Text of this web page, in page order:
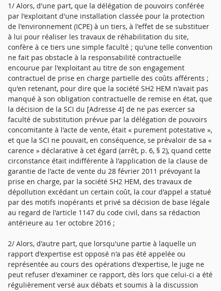
1/ Alors, d'une part, que la délégation de pouvoirs conférée
par l'exploitant d'une installation classée pour la protection
de l'environnement (ICPE) à un tiers, à l'effet de se substituer
à lui pour réaliser les travaux de réhabilitation du site,
confère à ce tiers une simple faculté ; qu'une telle convention
ne fait pas obstacle à la responsabilité contractuelle
encourue par l'exploitant au titre de son engagement
contractuel de prise en charge partielle des coûts afférents ;
qu'en retenant, pour dire que la société SH2 HEM n'avait pas
manqué à son obligation contractuelle de remise en état, que
la décision de la SCI du [Adresse 4] de ne pas exercer sa
faculté de substitution prévue par la délégation de pouvoirs
concomitante à l'acte de vente, était « purement potestative »,
et que la SCI ne pouvait, en conséquence, se prévaloir de sa «
carence » déclarative à cet égard (arrêt, p. 6, § 2), quand cette
circonstance était indifférente à l'application de la clause de
garantie de l'acte de vente du 28 février 2011 prévoyant la
prise en charge, par la société SH2 HEM, des travaux de
dépollution excédant un certain coût, la cour d'appel a statué
par des motifs inopérants et privé sa décision de base légale
au regard de l'article 1147 du code civil, dans sa rédaction
antérieure au 1er octobre 2016 ;
2/ Alors, d'autre part, que lorsqu'une partie à laquelle un
rapport d'expertise est opposé n'a pas été appelée ou
représentée au cours des opérations d'expertise, le juge ne
peut refuser d'examiner ce rapport, dès lors que celui-ci a été
régulièrement versé aux débats et soumis à la discussion